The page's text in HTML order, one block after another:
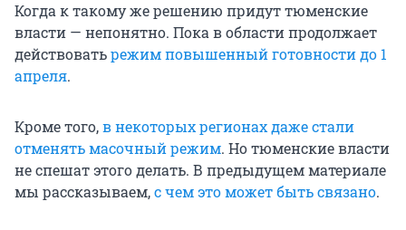
Когда к такому же решению придут тюменские
власти — непонятно. Пока в области продолжает
действоватьрежим повышенный готовности до 1
апреля.
Кроме того,в некоторых регионах даже стали
отменять масочный режим. Но тюменские власти
не спешат этого делать. В предыдущем материале
мы рассказываем,с чем это может быть связано.